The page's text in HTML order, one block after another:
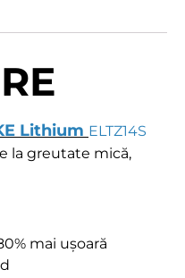
Lithium ELTZ14S
la greutate mică,
mai ușoară